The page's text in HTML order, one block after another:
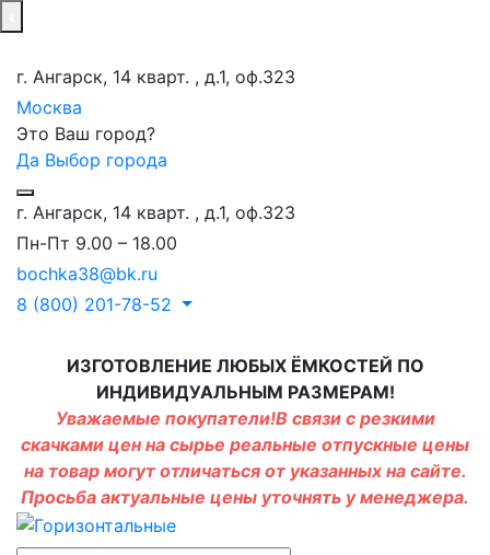
г. Ангарск, 14 кварт. , д.1, оф.323
Москва
Это Ваш город?
Да Выбор города
г. Ангарск, 14 кварт. , д.1, оф.323
Пн-Пт 9.00 – 18.00
bochka38@bk.ru
8 (800) 201-78-52
ИЗГОТОВЛЕНИЕ ЛЮБЫХ ЁМКОСТЕЙ ПО
ИНДИВИДУАЛЬНЫМ РАЗМЕРАМ!
Уважаемые покупатели!В связи с резкими
скачками цен на сырье реальные отпускные цены
на товар могут отличаться от указанных на сайте.
Просьба актуальные цены уточнять у менеджера.